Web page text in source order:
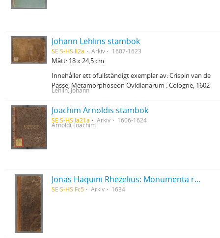
Johann Lehlins stambok
SE S-HS Il2a Arkiv 1607-1623
Mått: 18 x 24,5 cm
Innehåller ett ofullständigt exemplar av: Crispin van de
Passe, Metamorphoseon Ovidianarum : Cologne, 1602
Lehlin, Johann
Joachim Arnoldis stambok
SE S-HS Ia21a Arkiv 1606-1624
Arnoldi, Joachim
Jonas Haquini Rhezelius: Monumenta runica in Ölandia comitatu Regni Sveciæ Gothiaquæ
SE S-HS Fc5 Arkiv 1634